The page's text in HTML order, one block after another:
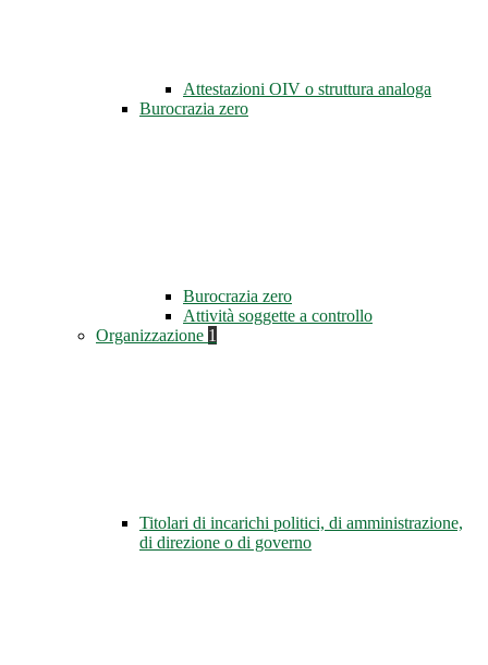
Attestazioni OIV o struttura analoga
Burocrazia zero
Burocrazia zero
Attività soggette a controllo
Organizzazione 1
Titolari di incarichi politici, di amministrazione,
di direzione o di governo